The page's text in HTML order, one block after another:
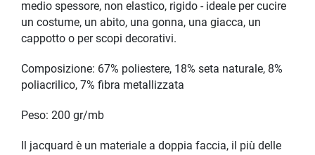
medio spessore, non elastico, rigido - ideale per cucire
un costume, un abito, una gonna, una giacca, un
cappotto o per scopi decorativi.
Composizione: 67% poliestere, 18% seta naturale, 8%
poliacrilico, 7% fibra metallizzata
Peso: 200 gr/mb
Il jacquard è un materiale a doppia faccia, il più delle